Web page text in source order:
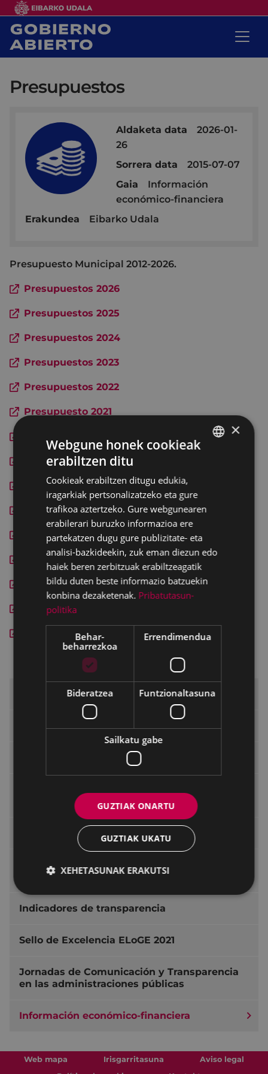
Presupuestos
Aldaketa data
2026-01-
26
Sorrera data
2015-07-07
Gaia
Información
económico-financiera
Erakundea
Eibarko Udala
Presupuesto Municipal 2012-2026.
Presupuestos 2026
Presupuestos 2025
Presupuestos 2024
Presupuestos 2023
Presupuestos 2022
Presupuesto 2021
Presupuestos 2019
Presupuestos 2018
Presupuestos 2017
Presupuestos 2016
Presupuestos 2015
Presupuestos 2014
Presupuestos 2013
Presupuestos 2012
¿Qué es Transparencia?
Memorias anuales sobre Transparencia
El Ayuntamiento en la plataforma 'Gipuzkoa
Irekia'
Indicadores de transparencia
Sello de Excelencia ELoGE 2021
Jornadas de Comunicación y Transparencia
en las administraciones públicas
Información económico-financiera
Web mapa Irisgarritasuna
Aviso legal
×
Webgune honek cookieak
erabiltzen ditu
Cookieak erabiltzen ditugu edukia,
iragarkiak pertsonalizatzeko eta gure
trafikoa aztertzeko. Gure webgunearen
erabilerari buruzko informazioa ere
partekatzen dugu gure publizitate- eta
analisi-bazkideekin, zuk eman diezun edo
haiek beren zerbitzuak erabiltzeagatik
bildu duten beste informazio batzuekin
konbina dezaketenak. Pribatutasun-
politika
Behar-
beharrezkoa
Errendimendua
Bideratzea Funtzionaltasuna
Sailkatu gabe
GUZTIAK ONARTU
GUZTIAK UKATU
XEHETASUNAK ERAKUTSI